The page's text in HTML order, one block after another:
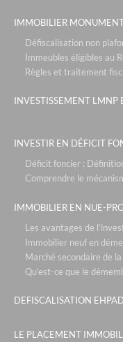
IMMOBILIER
Défiscalisation non
Immeubles éligibles au
Règles et traitement
INVESTISSEMENT LMNP
INVESTIR EN DÉFICIT
Déficit foncier :
Comprendre le
IMMOBILIER EN NUE-
Les avantages de
Immobilier neuf en
Marché secondaire de
Qu’est-ce que le
DEFISCALISATION EHPAD
LE PLACEMENT